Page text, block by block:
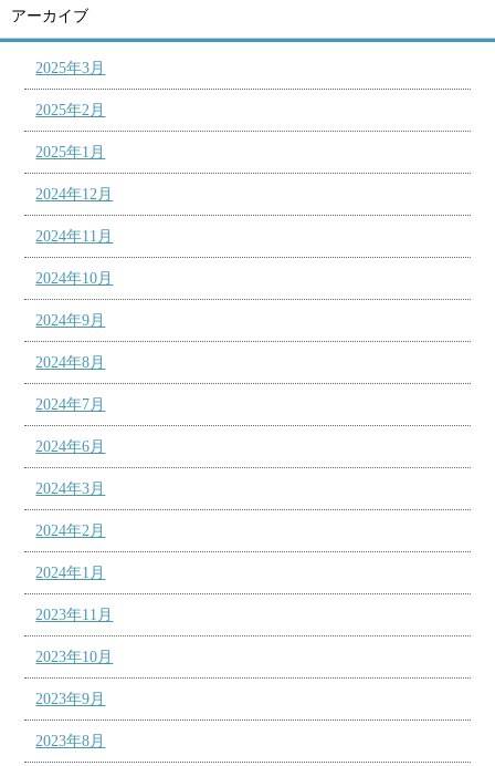
アーカイブ
2025年3月
2025年2月
2025年1月
2024年12月
2024年11月
2024年10月
2024年9月
2024年8月
2024年7月
2024年6月
2024年3月
2024年2月
2024年1月
2023年11月
2023年10月
2023年9月
2023年8月